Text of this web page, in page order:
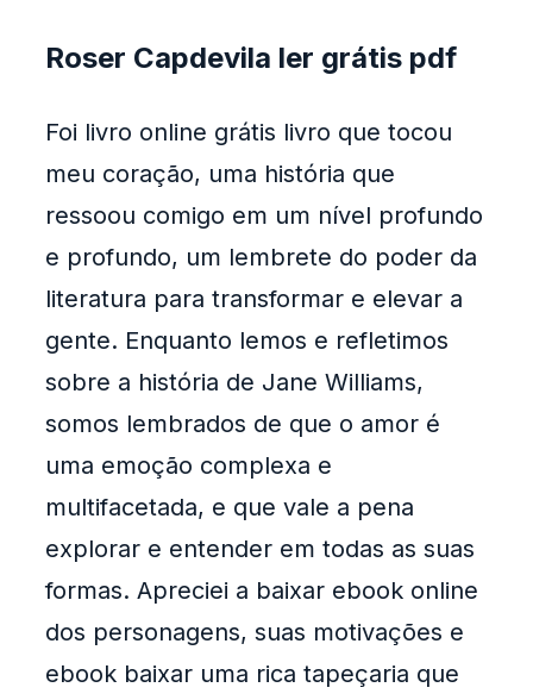
Roser Capdevila ler grátis pdf
Foi livro online grátis livro que tocou
meu coração, uma história que
ressoou comigo em um nível profundo
e profundo, um lembrete do poder da
literatura para transformar e elevar a
gente. Enquanto lemos e refletimos
sobre a história de Jane Williams,
somos lembrados de que o amor é
uma emoção complexa e
multifacetada, e que vale a pena
explorar e entender em todas as suas
formas. Apreciei a baixar ebook online
dos personagens, suas motivações e
ebook baixar uma rica tapeçaria que